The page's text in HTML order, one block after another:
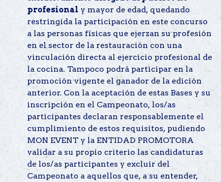
profesional y mayor de edad, quedando
restringida la participación en este concurso
a las personas físicas que ejerzan su profesión
en el sector de la restauración con una
vinculación directa al ejercicio profesional de
la cocina. Tampoco podrá participar en la
promoción vigente el ganador de la edición
anterior. Con la aceptación de estas Bases y su
inscripción en el Campeonato, los/as
participantes declaran responsablemente el
cumplimiento de estos requisitos, pudiendo
MON EVENT y la ENTIDAD PROMOTORA
validar a su propio criterio las candidaturas
de los/as participantes y excluir del
Campeonato a aquellos que, a su entender,